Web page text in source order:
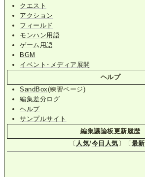
クエスト
アクション
フィールド
モンハン用語
ゲーム用語
BGM
イベント･メディア展開
ヘルプ
SandBox(練習ページ)
編集差分ログ
ヘルプ
サンプルサイト
編集議論板更新履歴
〔 人気/今日人気〕〔最新